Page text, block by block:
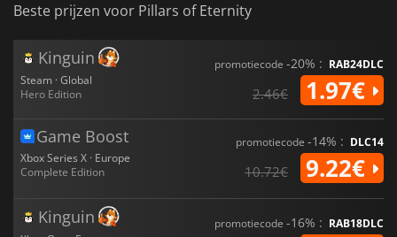
Beste prijzen voor Pillars of Eternity
Kinguin
Steam · Global
Hero Edition
promotiecode -20% : RAB24DLC
2.46€ 1.97€
Game Boost
Xbox Series X · Europe
Complete Edition
promotiecode -14% : DLC14
10.72€ 9.22€
Kinguin promotiecode -16% : RAB18DLC